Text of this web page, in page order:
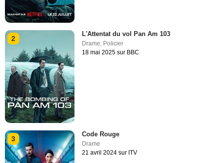
2
L'Attentat du vol Pan Am 103
Drame, Policier
18 mai 2025 sur BBC
3
Code Rouge
Drame
21 avril 2024 sur ITV